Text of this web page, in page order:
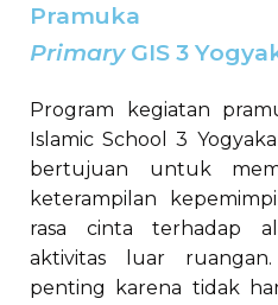
Pramuka
PrimaryGIS 3
Program kegiatan
Islamic School 3
bertujuan untuk
keterampilan
rasa cinta terhadap
aktivitas luar
penting karena tidak